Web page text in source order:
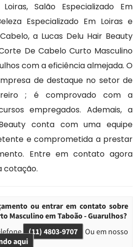
Salão Especializado Em
Especializado Em Loiras e
a Lucas Delu Hair Beauty
De Cabelo Curto Masculino
com a eficiência almejada. O
de destaque no setor de
; é comprovado com a
empregados. Ademais, a
conta com uma equipe
e comprometida a prestar
Entre em contato agora
cotação.
ou entrar em contato sobre
Masculino em Taboão - Guarulhos?
(11) 4803-9707
Ou em nosso
aqui